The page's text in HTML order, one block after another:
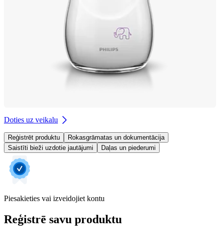
Doties uz veikalu
Reģistrēt produktu
Rokasgrāmatas un dokumentācija
Saistīti bieži uzdotie jautājumi
Daļas un piederumi
Piesakieties vai izveidojiet kontu
Reģistrē savu produktu